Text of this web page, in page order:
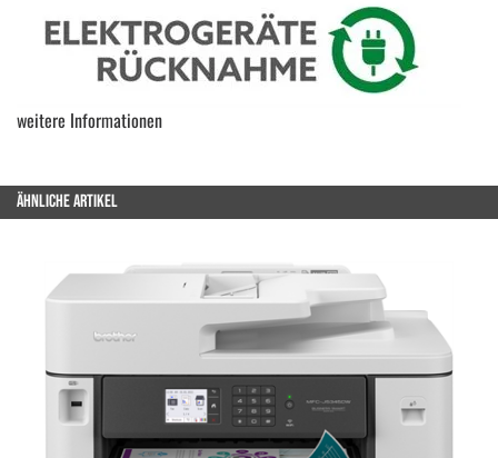
weitere Informationen
ÄHNLICHE ARTIKEL